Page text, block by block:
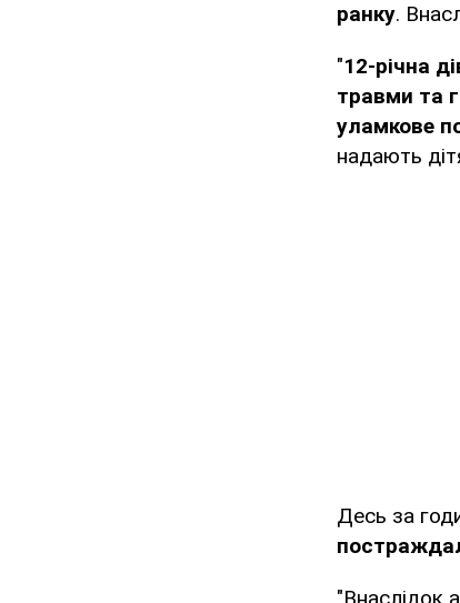
ранку.
"12-річна
травми та
уламкове
надають
Десь за